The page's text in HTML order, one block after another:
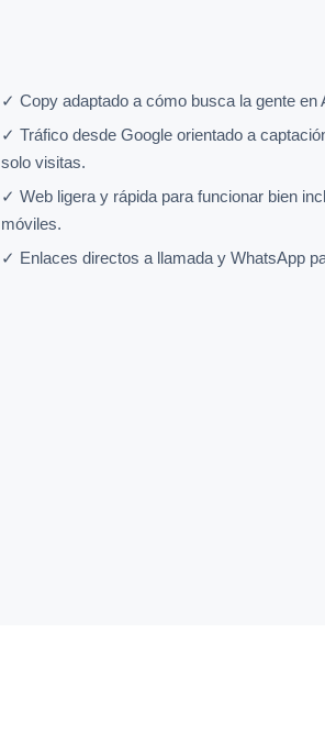
✓ Copy adaptado a cómo busca la gente en
✓ Tráfico desde Google orientado a
solo visitas.
✓ Web ligera y rápida para funcionar bien
móviles.
✓ Enlaces directos a llamada y WhatsApp